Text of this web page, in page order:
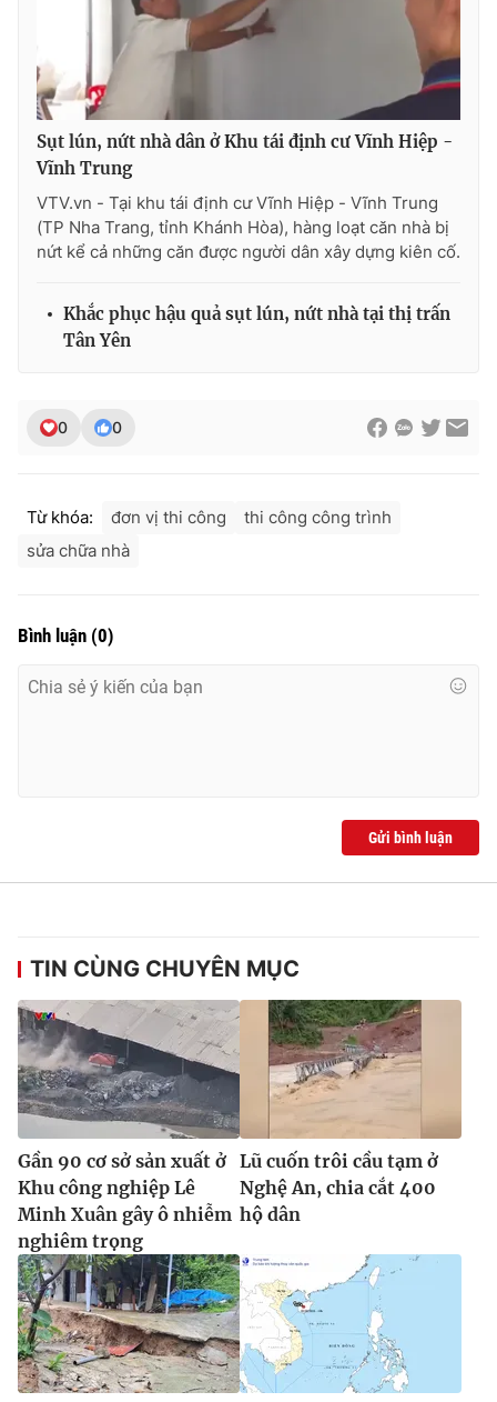
Ðiện thoại Thời báo VTV:
024.66 897 897
toasoan@vtv.vn
Liên hệ quảng cáo:
thông tin từ website này.
Sụt lún, nứt nhà dân ở Khu tái định cư Vĩnh Hiệp -
Vĩnh Trung
VTV.vn - Tại khu tái định cư Vĩnh Hiệp - Vĩnh Trung
(TP Nha Trang, tỉnh Khánh Hòa), hàng loạt căn nhà bị
nứt kể cả những căn được người dân xây dựng kiên cố.
Khắc phục hậu quả sụt lún, nứt nhà tại thị trấn
Tân Yên
0 0
Từ khóa: đơn vị thi công
thi công công trình
sửa chữa nhà
Bình luận (0)
Gửi bình luận
TIN CÙNG CHUYÊN MỤC
Gần 90 cơ sở sản xuất ở
Khu công nghiệp Lê
Minh Xuân gây ô nhiễm
nghiêm trọng
Lũ cuốn trôi cầu tạm ở
Nghệ An, chia cắt 400
hộ dân